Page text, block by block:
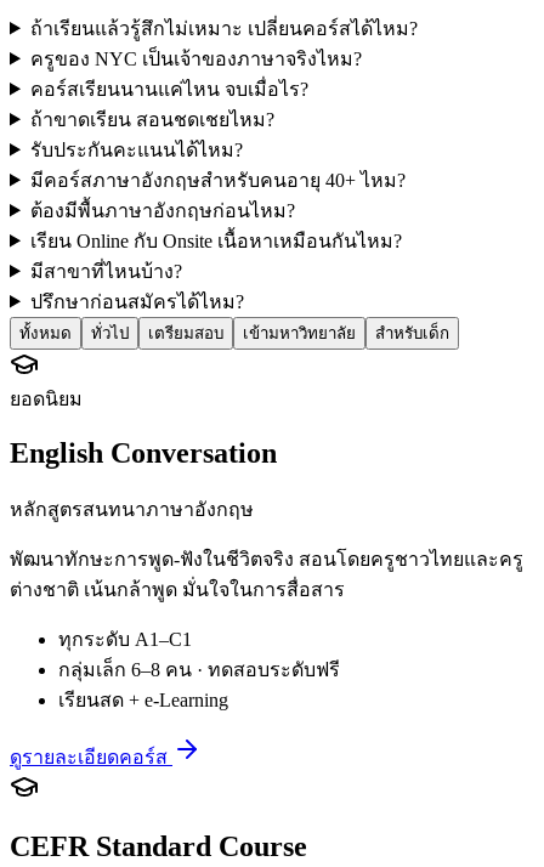
ถ้าเรียนแล้วรู้สึกไม่เหมาะ เปลี่ยนคอร์สได้ไหม?
ครูของ NYC เป็นเจ้าของภาษาจริงไหม?
คอร์สเรียนนานแค่ไหน จบเมื่อไร?
ถ้าขาดเรียน สอนชดเชยไหม?
รับประกันคะแนนได้ไหม?
มีคอร์สภาษาอังกฤษสำหรับคนอายุ 40+ ไหม?
ต้องมีพื้นภาษาอังกฤษก่อนไหม?
เรียน Online กับ Onsite เนื้อหาเหมือนกันไหม?
มีสาขาที่ไหนบ้าง?
ปรึกษาก่อนสมัครได้ไหม?
ทั้งหมด ทั่วไป เตรียมสอบ เข้ามหาวิทยาลัย สำหรับเด็ก
ยอดนิยม
English Conversation
หลักสูตรสนทนาภาษาอังกฤษ
พัฒนาทักษะการพูด-ฟังในชีวิตจริง สอนโดยครูชาวไทยและครู
ต่างชาติ เน้นกล้าพูด มั่นใจในการสื่อสาร
ทุกระดับ A1–C1
กลุ่มเล็ก 6–8 คน · ทดสอบระดับฟรี
เรียนสด + e-Learning
ดูรายละเอียดคอร์ส
CEFR Standard Course